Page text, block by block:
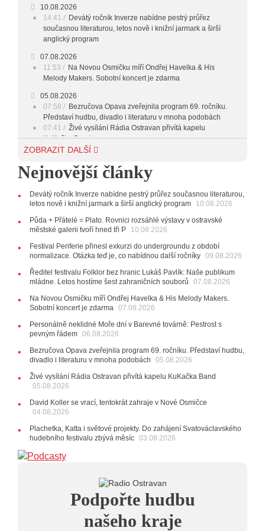
10.08.2026
14:41
Devátý ročník Inverze nabídne pestrý průřez
současnou literaturou, letos nově i knižní jarmark a širší
anglický program
07.08.2026
11:53
Na Novou Osmičku míří Ondřej Havelka & His
Melody Makers. Sobotní koncert je zdarma
05.08.2026
07:58
Bezručova Opava zveřejnila program 69. ročníku.
Představí hudbu, divadlo i literaturu v mnoha podobách
07:41
Živé vysílání Rádia Ostravan přivítá kapelu
KuKačka Band
VIDEO
David Koller se vrací, tentokrát zahraje v Nové
Osmičce
03.08.2026
12:45
Plachetka, Katta i světové projekty. Do zahájení
Svatováclavského hudebního festivalu zbývá měsíc
29.07.2026
11:00
Do Ostravy se vrací britští Modestep, vystoupí v
listopadu v klubu Barrák
VIDEO
Verše: Od zapomenutých baterek až po kuriózní krádež
28.07.2026
jen několik desítek posledních vstupenek
20:44
Zemřela ostravská baletka Vlasta Pavelcová,
držitelka Ceny Thálie za celoživotní mistrovství
10:06
Ladná Čeladná nabídne Olympic, Langerovou i
Kirschner, návštěvníci nově zaplatí už jen pomocí čipů
24.07.2026
17:06
22.07.2026
Kapela Midnight v Rádiu Ostravan: Od minulého
roku jsme upgradovali naši show
Na Novou Osmičku míří Bára Zmeková Trio.
Výrazná osobnost české alternativní scény zahraje ve
Frýdku-Místku
Hostem živého vysílání Rádia Ostravan bude
herec Dušan Urban
ZOBRAZIT DALŠÍ
Nejnovější články
Devátý ročník Inverze nabídne pestrý průřez současnou literaturou,
letos nově i knižní jarmark a širší anglický program
10.08.2026
Půda + Přátelé = Plato. Rovnici rozsáhlé výstavy v ostravské
městské galerii tvoří hned tři P
10.08.2026
Festival Periferie přinesl exkurzi do undergroundu z období
normalizace. Otázka teď je, co nabídnou další ročníky 09.08.2026
Ředitel festivalu Folklor bez hranic Lukáš Pavlík: Naše publikum
mládne. Letos hostíme šest zahraničních souborů
07.08.2026
Na Novou Osmičku míří Ondřej Havelka & His Melody Makers.
Sobotní koncert je zdarma 07.08.2026
Personálně neklidné Moře dní v Barevné továrně: Pestrost s
pevným řádem 06.08.2026
Bezručova Opava zveřejnila program 69. ročníku. Představí hudbu,
divadlo i literaturu v mnoha podobách
05.08.2026
Živé vysílání Rádia Ostravan přivítá kapelu KuKačka Band
05.08.2026
David Koller se vrací, tentokrát zahraje v Nové Osmičce
04.08.2026
Plachetka, Katta i světové projekty. Do zahájení Svatováclavského
hudebního festivalu zbývá měsíc 03.08.2026
Podpořte hudbu
našeho kraje